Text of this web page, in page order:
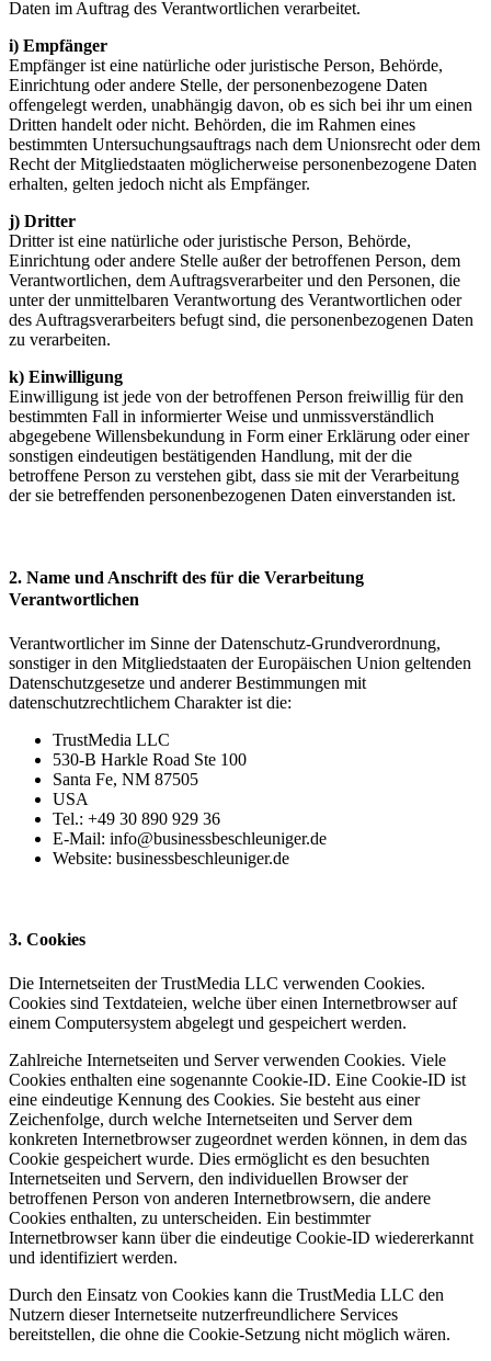
Daten im Auftrag des Verantwortlichen verarbeitet.
i) Empfänger
Empfänger ist eine natürliche oder juristische Person, Behörde,
Einrichtung oder andere Stelle, der personenbezogene Daten
offengelegt werden, unabhängig davon, ob es sich bei ihr um einen
Dritten handelt oder nicht. Behörden, die im Rahmen eines
bestimmten Untersuchungsauftrags nach dem Unionsrecht oder dem
Recht der Mitgliedstaaten möglicherweise personenbezogene Daten
erhalten, gelten jedoch nicht als Empfänger.
j) Dritter
Dritter ist eine natürliche oder juristische Person, Behörde,
Einrichtung oder andere Stelle außer der betroffenen Person, dem
Verantwortlichen, dem Auftragsverarbeiter und den Personen, die
unter der unmittelbaren Verantwortung des Verantwortlichen oder
des Auftragsverarbeiters befugt sind, die personenbezogenen Daten
zu verarbeiten.
k) Einwilligung
Einwilligung ist jede von der betroffenen Person freiwillig für den
bestimmten Fall in informierter Weise und unmissverständlich
abgegebene Willensbekundung in Form einer Erklärung oder einer
sonstigen eindeutigen bestätigenden Handlung, mit der die
betroffene Person zu verstehen gibt, dass sie mit der Verarbeitung
der sie betreffenden personenbezogenen Daten einverstanden ist.
2. Name und Anschrift des für die Verarbeitung
Verantwortlichen
Verantwortlicher im Sinne der Datenschutz-Grundverordnung,
sonstiger in den Mitgliedstaaten der Europäischen Union geltenden
Datenschutzgesetze und anderer Bestimmungen mit
datenschutzrechtlichem Charakter ist die:
TrustMedia LLC
530-B Harkle Road Ste 100
Santa Fe, NM 87505
USA
Tel.: +49 30 890 929 36
E-Mail: info@businessbeschleuniger.de
Website: businessbeschleuniger.de
3. Cookies
Die Internetseiten der TrustMedia LLC verwenden Cookies.
Cookies sind Textdateien, welche über einen Internetbrowser auf
einem Computersystem abgelegt und gespeichert werden.
Zahlreiche Internetseiten und Server verwenden Cookies. Viele
Cookies enthalten eine sogenannte Cookie-ID. Eine Cookie-ID ist
eine eindeutige Kennung des Cookies. Sie besteht aus einer
Zeichenfolge, durch welche Internetseiten und Server dem
konkreten Internetbrowser zugeordnet werden können, in dem das
Cookie gespeichert wurde. Dies ermöglicht es den besuchten
Internetseiten und Servern, den individuellen Browser der
betroffenen Person von anderen Internetbrowsern, die andere
Cookies enthalten, zu unterscheiden. Ein bestimmter
Internetbrowser kann über die eindeutige Cookie-ID wiedererkannt
und identifiziert werden.
Durch den Einsatz von Cookies kann die TrustMedia LLC den
Nutzern dieser Internetseite nutzerfreundlichere Services
bereitstellen, die ohne die Cookie-Setzung nicht möglich wären.